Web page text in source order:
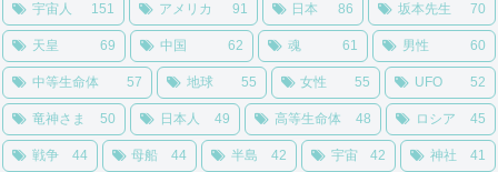
宇宙人 151 アメリカ 91 日本 86 坂本先生 70
天皇 69 中国 62 魂 61 男性 60
中等生命体 57 地球 55 女性 55 UFO 52
竜神さま 50 日本人 49 高等生命体 48 ロシア 45
戦争 44 母船 44 半島 42 宇宙 42 神社 41